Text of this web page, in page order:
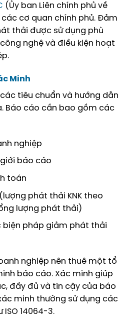
(Ủy ban Liên chính phủ về
các cơ quan chính phủ. Đảm
thải được sử dụng phù
nghệ và điều kiện hoạt
Minh
tiêu chuẩn và hướng dẫn
Báo cáo cần bao gồm các
nghiệp
báo cáo
toán
phát thải KNK theo
lượng phát thải)
biện pháp giảm phát thải
nghiệp nên thuê một tổ
báo cáo. Xác minh giúp
đầy đủ và tin cậy của báo
minh thường sử dụng các
14064-3.